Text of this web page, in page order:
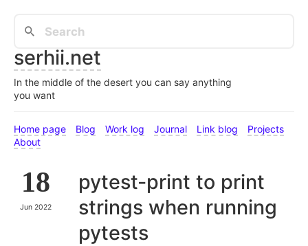
serhii.net
In the middle of the desert you can say anything
you want
Home page Blog Work log Journal Link blog
Projects
About
18
Jun 2022
pytest-print to print
strings when running
pytests